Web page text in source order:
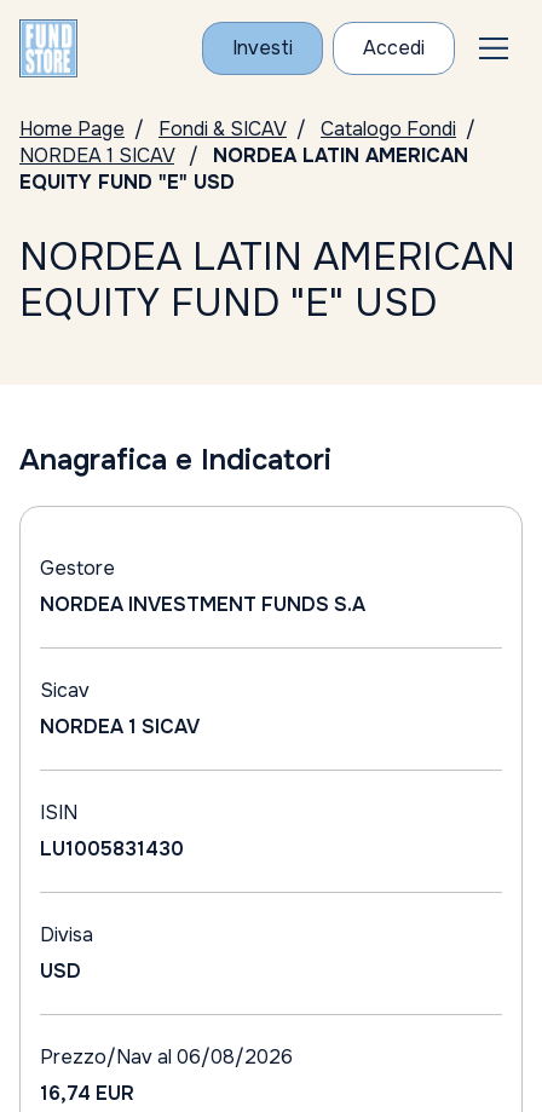
Investi Accedi
Home Page Fondi & SICAV
Catalogo Fondi
NORDEA 1 SICAV
NORDEA LATIN AMERICAN
EQUITY FUND "E" USD
NORDEA LATIN AMERICAN
EQUITY FUND "E" USD
Anagrafica e Indicatori
Gestore
NORDEA INVESTMENT FUNDS S.A
Sicav
NORDEA 1 SICAV
ISIN
LU1005831430
Divisa
USD
Prezzo/Nav al 06/08/2026
16,74 EUR